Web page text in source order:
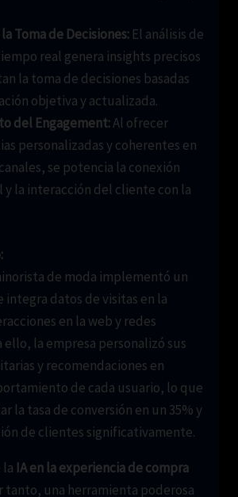
Toma de Decisiones: El análisis de
real genera insights precisos
la toma de decisiones basadas
objetiva y actualizada.
del Engagement:Al ofrecer
personalizadas y coherentes en
se potencia la conexión
y la interacción del cliente con la
de moda implementó un
integra datos de visitas en la
en la web y redes
ello, la empresa personalizó sus
y recomendaciones en
de cada usuario, lo que
la tasa de conversión en un 35% y
de clientes significativamente.
la IA en la experiencia de compra
tanto, una herramienta poderosa